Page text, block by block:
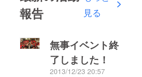
報告
見る
無事イベント終
了しました！
2013/12/23 20:57